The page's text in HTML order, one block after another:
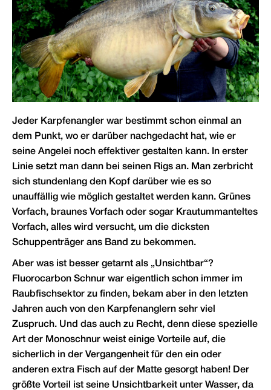
Jeder Karpfenangler war bestimmt schon einmal an
dem Punkt, wo er darüber nachgedacht hat, wie er
seine Angelei noch effektiver gestalten kann. In erster
Linie setzt man dann bei seinen Rigs an. Man zerbricht
sich stundenlang den Kopf darüber wie es so
unauffällig wie möglich gestaltet werden kann. Grünes
Vorfach, braunes Vorfach oder sogar Krautummanteltes
Vorfach, alles wird versucht, um die dicksten
Schuppenträger ans Band zu bekommen.
Aber was ist besser getarnt als „Unsichtbar“?
Fluorocarbon Schnur war eigentlich schon immer im
Raubfischsektor zu finden, bekam aber in den letzten
Jahren auch von den Karpfenanglern sehr viel
Zuspruch. Und das auch zu Recht, denn diese spezielle
Art der Monoschnur weist einige Vorteile auf, die
sicherlich in der Vergangenheit für den ein oder
anderen extra Fisch auf der Matte gesorgt haben! Der
größte Vorteil ist seine Unsichtbarkeit unter Wasser, da